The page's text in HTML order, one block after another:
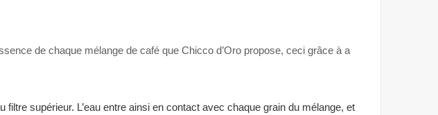
de chaque mélange de café que Chicco d’Oro propose, ceci grâce à a
supérieur. L’eau entre ainsi en contact avec chaque grain du mélange, et